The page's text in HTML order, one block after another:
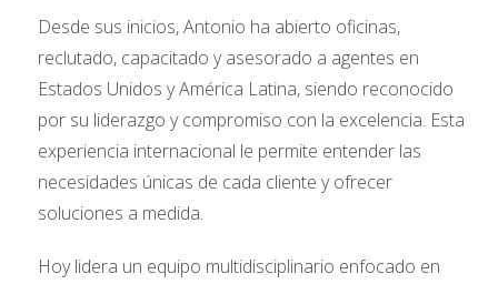
4. Pago en Efectivo
Si tienes los recursos financieros disponibles, el
pago en efectivo puede ser la opción más sencilla
y rápida. Además, te brinda mayor poder de
Desde sus inicios, Antonio ha abierto oficinas,
reclutado, capacitado y asesorado a agentes en
Estados Unidos y América Latina, siendo reconocido
por su liderazgo y compromiso con la excelencia. Esta
experiencia internacional le permite entender las
necesidades únicas de cada cliente y ofrecer
soluciones a medida.
Hoy lidera un equipo multidisciplinario enfocado en